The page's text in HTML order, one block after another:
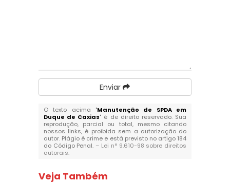
Enviar
O texto acima "Manutenção de SPDA em
Duque de Caxias" é de direito reservado. Sua
reprodução, parcial ou total, mesmo citando
nossos links, é proibida sem a autorização do
autor. Plágio é crime e está previsto no artigo 184
do Código Penal. – Lei n° 9.610-98 sobre direitos
autorais.
Veja Também